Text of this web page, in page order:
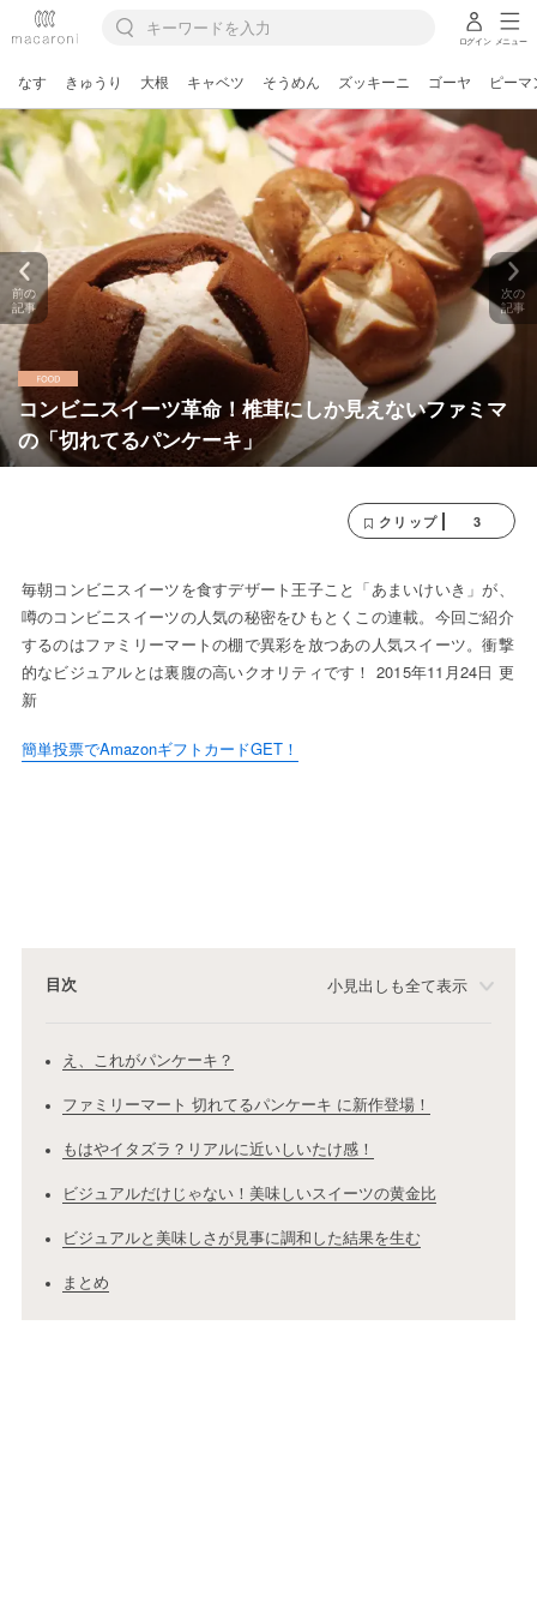
ログイン メニュー
なす きゅうり 大根 キャベツ そうめん ズッキーニ ゴーヤ ピーマ
コンビニスイーツ革命！椎茸にしか見えないファミマ
の「切れてるパンケーキ」
前の
記事
次の
記事
クリップ 3
毎朝コンビニスイーツを食すデザート王子こと「あまいけいき」が、
噂のコンビニスイーツの人気の秘密をひもとくこの連載。今回ご紹介
するのはファミリーマートの棚で異彩を放つあの人気スイーツ。衝撃
的なビジュアルとは裏腹の高いクオリティです！ 2015年11月24日 更
新
簡単投票でAmazonギフトカードGET！
目次 小見出しも全て表示
え、これがパンケーキ？
ファミリーマート 切れてるパンケーキ に新作登場！
もはやイタズラ？リアルに近いしいたけ感！
ビジュアルだけじゃない！美味しいスイーツの黄金比
ビジュアルと美味しさが見事に調和した結果を生む
まとめ